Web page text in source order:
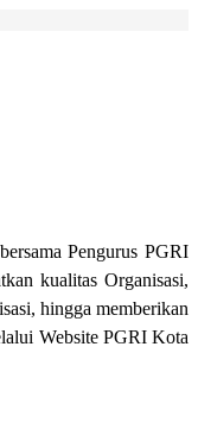
Pengurus PGRI
kualitas Organisasi,
hingga memberikan
Website PGRI Kota